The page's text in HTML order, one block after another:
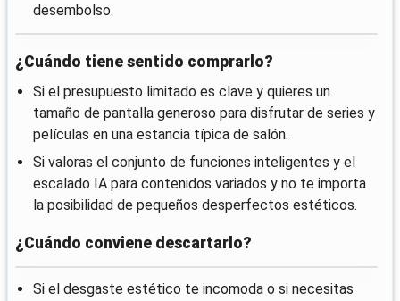
desembolso.
¿Cuándo tiene sentido comprarlo?
Si el presupuesto limitado es clave y quieres un
tamaño de pantalla generoso para disfrutar de series y
películas en una estancia típica de salón.
Si valoras el conjunto de funciones inteligentes y el
escalado IA para contenidos variados y no te importa
la posibilidad de pequeños desperfectos estéticos.
¿Cuándo conviene descartarlo?
Si el desgaste estético te incomoda o si necesitas